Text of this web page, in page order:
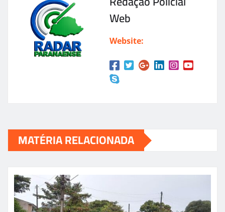
Web
Website:
MATÉRIA RELACIONADA